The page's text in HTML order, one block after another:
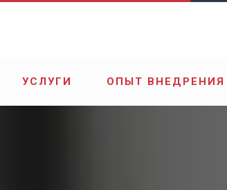
УСЛУГИ ОПЫТ ВНЕДРЕНИЯ